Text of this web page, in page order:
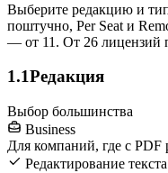
Выберите редакцию и
поштучно, Per Seat и
— от 11. От 26 лицензий
1.1Редакция
Выбор большинства
Business
Для компаний, где с PDF
Редактирование